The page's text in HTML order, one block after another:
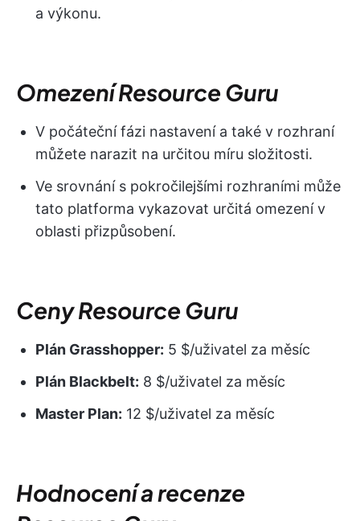
a výkonu.
Omezení Resource Guru
V počáteční fázi nastavení a také v rozhraní
můžete narazit na určitou míru složitosti.
Ve srovnání s pokročilejšími rozhraními může
tato platforma vykazovat určitá omezení v
oblasti přizpůsobení.
Ceny Resource Guru
Plán Grasshopper: 5 $/uživatel za měsíc
Plán Blackbelt: 8 $/uživatel za měsíc
Master Plan: 12 $/uživatel za měsíc
Hodnocení a recenze